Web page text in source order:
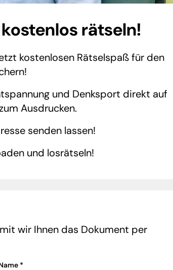
rätseln!
kostenlosen Rätselspaß für den
und Denksport direkt auf
Ausdrucken.
senden lassen!
und losrätseln!
wir Ihnen das Dokument per
*